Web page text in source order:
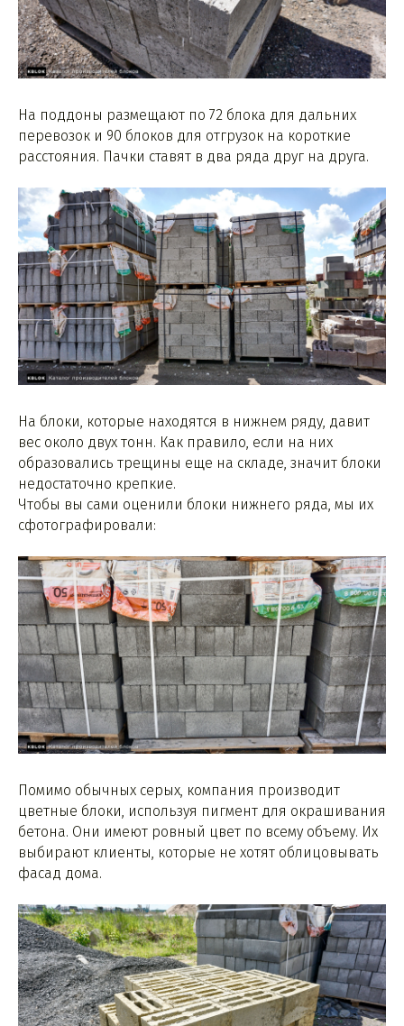
На поддоны размещают по 72 блока для дальних
перевозок и 90 блоков для отгрузок на короткие
расстояния. Пачки ставят в два ряда друг на друга.
На блоки, которые находятся в нижнем ряду, давит
вес около двух тонн. Как правило, если на них
образовались трещины еще на складе, значит блоки
недостаточно крепкие.
Чтобы вы сами оценили блоки нижнего ряда, мы их
сфотографировали:
Помимо обычных серых, компания производит
цветные блоки, используя пигмент для окрашивания
бетона. Они имеют ровный цвет по всему объему. Их
выбирают клиенты, которые не хотят облицовывать
фасад дома.